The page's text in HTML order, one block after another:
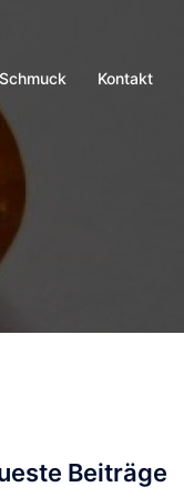
Schmuck Kontakt
Beiträge